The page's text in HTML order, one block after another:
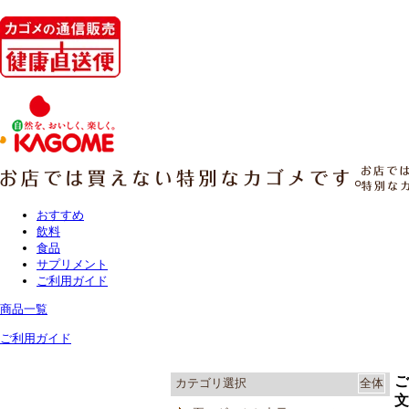
おすすめ
飲料
食品
サプリメント
ご利用ガイド
商品一覧
ご利用ガイド
カテゴリ選択 全体